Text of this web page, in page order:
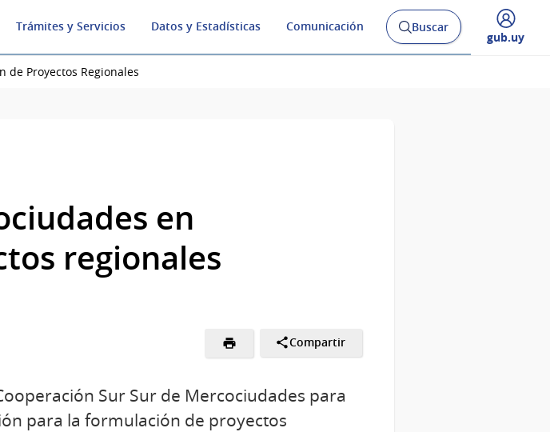
Trámites y Servicios Datos y Estadísticas Comunicación
Abrir
buscador
Buscar
Desplegar
gub.uy
de Proyectos Regionales
en
regionales
Compartir
Sur Sur de Mercociudades para
para la formulación de proyectos